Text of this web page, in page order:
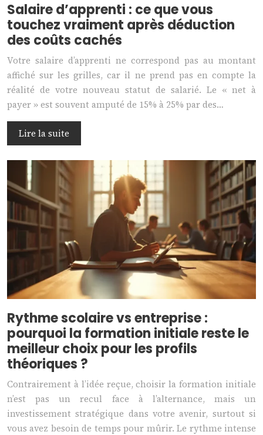
Salaire d’apprenti : ce que vous
touchez vraiment après déduction
des coûts cachés
Votre salaire d’apprenti ne correspond pas au montant
affiché sur les grilles, car il ne prend pas en compte la
réalité de votre nouveau statut de salarié. Le « net à
payer » est souvent amputé de 15% à 25% par des…
Lire la suite
Rythme scolaire vs entreprise :
pourquoi la formation initiale reste le
meilleur choix pour les profils
théoriques ?
Contrairement à l’idée reçue, choisir la formation initiale
n’est pas un recul face à l’alternance, mais un
investissement stratégique dans votre avenir, surtout si
vous avez besoin de temps pour mûrir. Le rythme intense